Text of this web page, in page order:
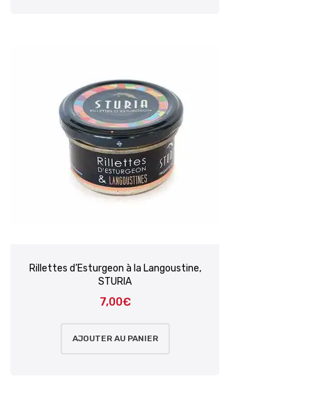
Rillettes d’Esturgeon à la Langoustine,
STURIA
7,00€
AJOUTER AU PANIER